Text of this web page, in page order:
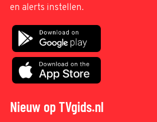
en alerts instellen.
Nieuw op TVgids.nl